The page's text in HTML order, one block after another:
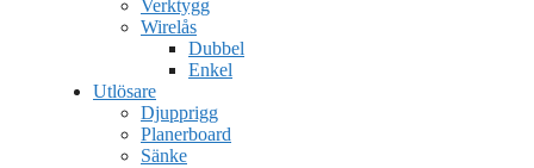
Verktygg
Wirelås
Dubbel
Enkel
Utlösare
Djupprigg
Planerboard
Sänke